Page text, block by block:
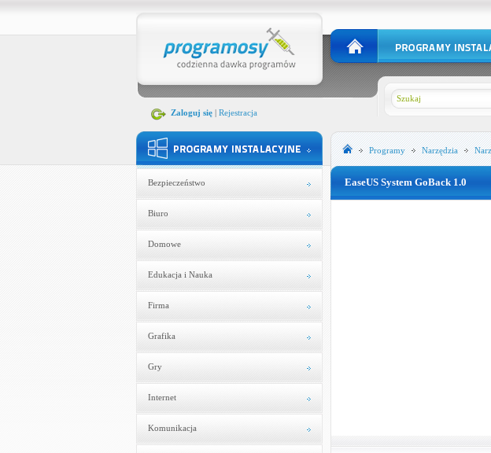
Zaloguj się| Rejestracja
Bezpieczeństwo
Biuro
Domowe
Edukacja i Nauka
Firma
Grafika
Gry
Internet
Komunikacja
Programy Narzędzia
EaseUS System GoBack 1.0